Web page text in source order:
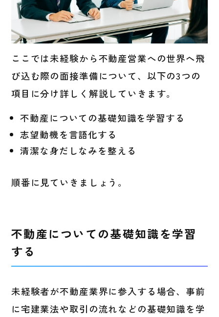
ここでは未経験から不動産営業への世界へ飛
び込む際の面接準備について、以下の3つの
項目に分け詳しく解説していきます。
不動産についての基礎知識を学習する
志望動機を言語化する
清潔な身だしなみを整える
順番に見ていきましょう。
不動産についての基礎知識を学習
する
未経験者が不動産業界に参入する場合、事前
に宅建業法や取引の流れなどの基礎知識を学